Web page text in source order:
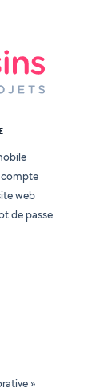
compte
web
de passe
»